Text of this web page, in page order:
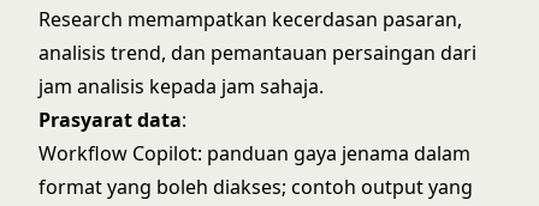
Research memampatkan kecerdasan pasaran,
analisis trend, dan pemantauan persaingan dari
jam analisis kepada jam sahaja.
Prasyarat data:
Workflow Copilot: panduan gaya jenama dalam
format yang boleh diakses; contoh output yang